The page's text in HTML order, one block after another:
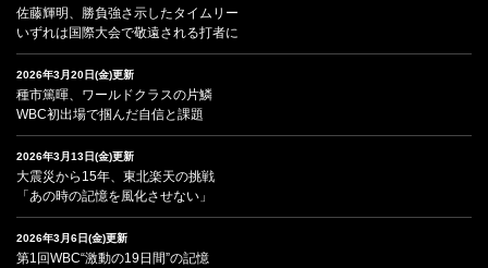
佐藤輝明、勝負強さ示したタイムリー
いずれは国際大会で敬遠される打者に
2026年3月20日(金)更新
種市篤暉、ワールドクラスの片鱗
WBC初出場で掴んだ自信と課題
2026年3月13日(金)更新
大震災から15年、東北楽天の挑戦
「あの時の記憶を風化させない」
2026年3月6日(金)更新
第1回WBC“激動の19日間”の記憶